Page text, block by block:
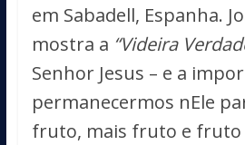
em Sabadell, Espanha.
mostra a “Videira
Senhor Jesus – e a
permanecermos nEle
fruto, mais fruto e fruto